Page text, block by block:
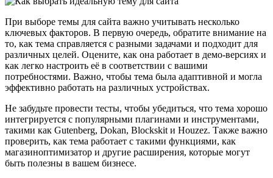
При выборе темы для сайта важно учитывать несколько
ключевых факторов. В первую очередь, обратите внимание на
то, как тема справляется с разными задачами и подходит для
различных целей. Оцените, как она работает в демо-версиях и
как легко настроить её в соответствии с вашими
потребностями. Важно, чтобы тема была адаптивной и могла
эффективно работать на различных устройствах.
Не забудьте провести тесты, чтобы убедиться, что тема хорошо
интегрируется с популярными плагинами и инструментами,
такими как Gutenberg, Dokan, Blockskit и Houzez. Также важно
проверить, как тема работает с такими функциями, как
магазиноптимизатор и другие расширения, которые могут
быть полезны в вашем бизнесе.